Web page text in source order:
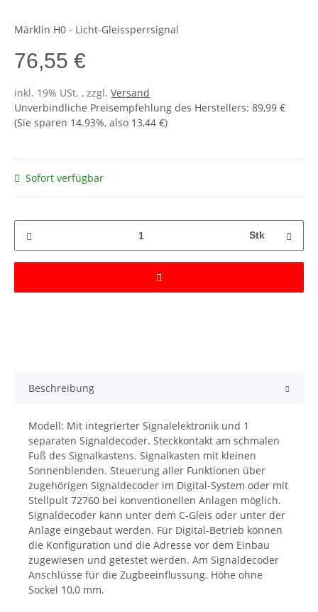
Märklin H0 - Licht-Gleissperrsignal
76,55 €
inkl. 19% USt. , zzgl.Versand
Unverbindliche Preisempfehlung des Herstellers:89,99 €
(Sie sparen 14.93%, also 13,44 €)
Sofort verfügbar
Stk
Beschreibung
Modell: Mit integrierter Signalelektronik und 1
separaten Signaldecoder. Steckkontakt am schmalen
Fuß des Signalkastens. Signalkasten mit kleinen
Sonnenblenden. Steuerung aller Funktionen über
zugehörigen Signaldecoder im Digital-System oder mit
Stellpult 72760 bei konventionellen Anlagen möglich.
Signaldecoder kann unter dem C-Gleis oder unter der
Anlage eingebaut werden. Für Digital-Betrieb können
die Konfiguration und die Adresse vor dem Einbau
zugewiesen und getestet werden. Am Signaldecoder
Anschlüsse für die Zugbeeinflussung. Höhe ohne
Sockel 10,0 mm.